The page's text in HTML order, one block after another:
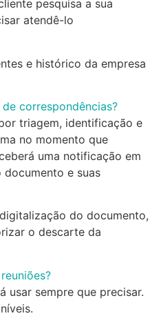
pesquisa a sua
atendê-lo
e histórico da empresa
correspondências?
triagem, identificação e
no momento que
uma notificação em
e suas
do documento,
o descarte da
usar sempre que precisar.